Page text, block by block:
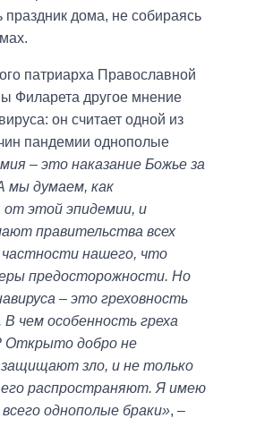
праздник дома, не собираясь
патриарха Православной
Филарета другое мнение
он считает одной из
пандемии однополые
– это наказание Божье за
мы думаем, как
от этой эпидемии, и
правительства всех
частности нашего, что
предосторожности. Но
– это греховность
В чем особенность греха
Открыто добро не
зло, и не только
распространяют. Я имею
однополые браки», –